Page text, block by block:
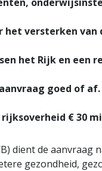
versterken van
het Rijk en een
goed of
€ 30
dient de aanvraag
gezondheid,